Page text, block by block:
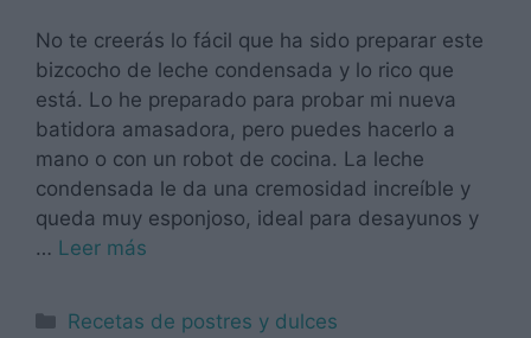
No te creerás lo fácil que ha sido preparar este
bizcocho de leche condensada y lo rico que
está. Lo he preparado para probar mi nueva
batidora amasadora, pero puedes hacerlo a
mano o con un robot de cocina. La leche
condensada le da una cremosidad increíble y
queda muy esponjoso, ideal para desayunos y
… Leer más
Categorías
Recetas de postres y dulces